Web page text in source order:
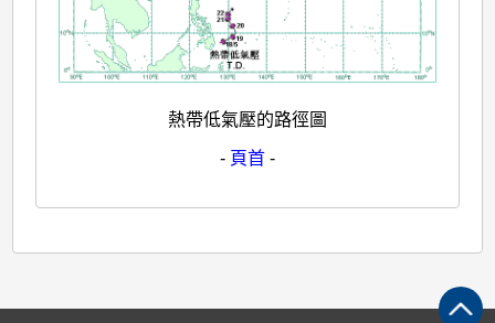
熱帶低氣壓的路徑圖
- 頁首 -